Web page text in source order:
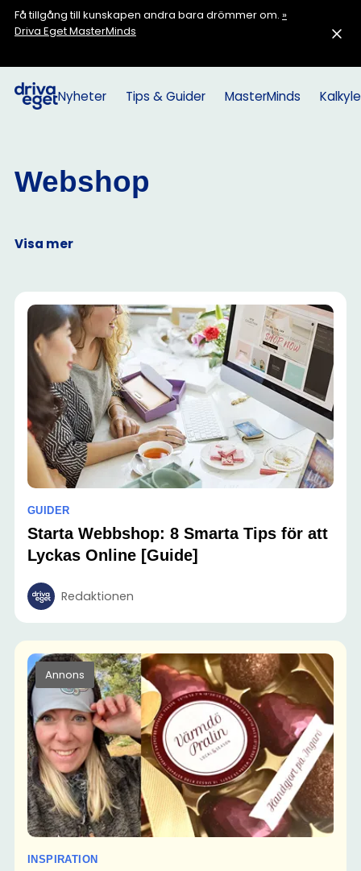
Få tillgång till kunskapen andra bara drömmer om. »
Driva Eget MasterMinds
Nyheter Tips & Guider MasterMinds
Webshop
Visa mer
GUIDER
Starta Webbshop: 8 Smarta Tips för att
Lyckas Online [Guide]
Redaktionen
Annons
INSPIRATION